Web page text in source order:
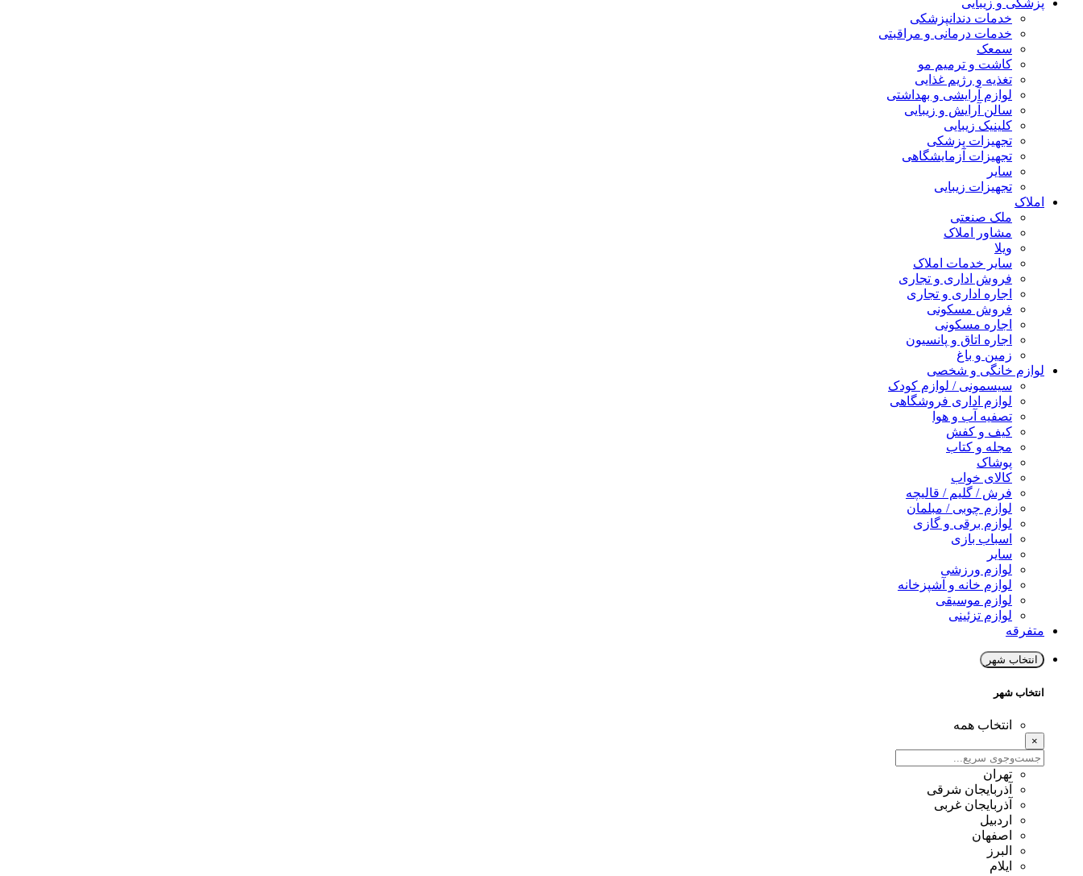
پزشکی و زیبایی
خدمات دندانپزشکی
خدمات درمانی و مراقبتی
سمعک
کاشت و ترمیم مو
تغذیه و رژیم غذایی
لوازم آرایشی و بهداشتی
سالن آرایش و زیبایی
کلینیک زیبایی
تجهیزات پزشکی
تجهیزات آزمایشگاهی
سایر
تجهیزات زیبایی
املاک
ملک صنعتی
مشاور املاک
ویلا
سایر خدمات املاک
فروش اداری و تجاری
اجاره اداری و تجاری
فروش مسکونی
اجاره مسکونی
اجاره اتاق و پانسیون
زمین و باغ
لوازم خانگی و شخصی
سیسمونی / لوازم کودک
لوازم اداری فروشگاهی
تصفیه آب و هوا
کیف و کفش
مجله و کتاب
پوشاک
کالای خواب
فرش / گلیم / قالیچه
لوازم چوبی / مبلمان
لوازم برقی و گازی
اسباب بازی
سایر
لوازم ورزشی
لوازم خانه و آشپزخانه
لوازم موسیقی
لوازم تزئینی
متفرقه
انتخاب شهر
انتخاب شهر
انتخاب همه
×
تهران
آذربایجان شرقی
آذربایجان غربی
اردبیل
اصفهان
البرز
ایلام